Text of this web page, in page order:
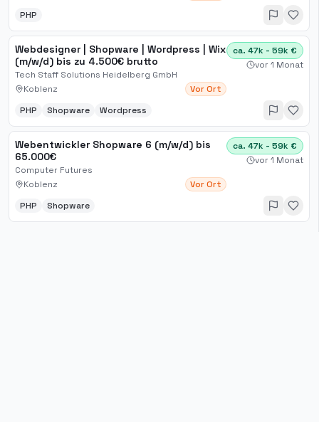
PHP
Webdesigner | Shopware | Wordpress | Wix
(m/w/d) bis zu 4.500€ brutto
Tech Staff Solutions Heidelberg GmbH
Koblenz
Vor Ort
ca. 47k - 59k €
vor 1 Monat
PHP Shopware Wordpress
Webentwickler Shopware 6 (m/w/d) bis
65.000€
Computer Futures
Koblenz
Vor Ort
ca. 47k - 59k €
vor 1 Monat
PHP Shopware